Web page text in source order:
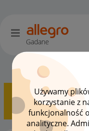
Używamy
korzystanie z
funkcjonalność
analityczne.
Gadane
Allegro Delivery
Pokazywanie
wszystkie tematy